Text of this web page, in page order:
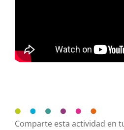
Comparte esta actividad en